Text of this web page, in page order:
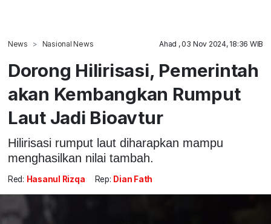
News Nasional News Ahad , 03 Nov 2024, 18:36 WIB
Dorong Hilirisasi, Pemerintah
akan Kembangkan Rumput
Laut Jadi Bioavtur
Hilirisasi rumput laut diharapkan mampu
menghasilkan nilai tambah.
Red: Hasanul Rizqa Rep: Dian Fath